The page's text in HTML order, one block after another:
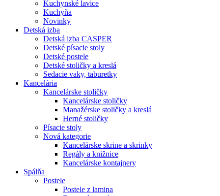
Kuchynské lavice
Kuchyňa
Novinky
Detská izba
Detská izba CASPER
Detské písacie stoly
Detské postele
Detské stoličky a kreslá
Sedacie vaky, taburetky
Kancelária
Kancelárske stoličky
Kancelárske stoličky
Manažérske stoličky a kreslá
Herné stoličky
Písacie stoly
Nová kategorie
Kancelárske skrine a skrinky
Regály a knižnice
Kancelárske kontajnery
Spálňa
Postele
Postele z lamina